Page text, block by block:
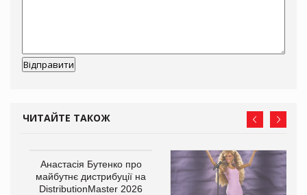
ЧИТАЙТЕ ТАКОЖ
Анастасія Бутенко про
майбутнє дистрибуції на
DistributionMaster 2026